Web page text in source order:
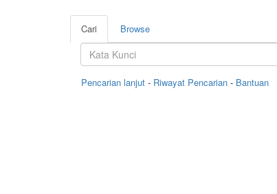
Cari Browse
Pencarian lanjut - Riwayat Pencarian - Bantuan